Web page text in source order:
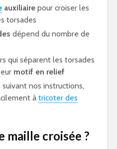
auxiliaire pour croiser les
torsades
dépend du nombre de
qui séparent les torsades
motif en relief
nos instructions,
à tricoter des
maille croisée ?